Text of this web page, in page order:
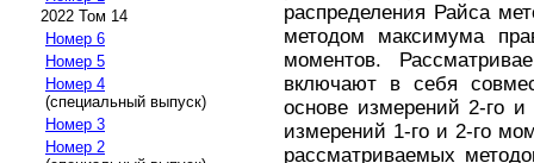
2022 Том 14
Номер 6
Номер 5
Номер 4
(специальный выпуск)
Номер 3
Номер 2
распределения Райса
методом максимума
моментов.
включают в себя
основе измерений 2-го
измерений 1-го и 2-го
рассматриваемых